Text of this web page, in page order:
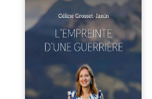
Que reste-t-il de
l’enfance lorsque
la maladie impose
ses propres règles
? L’empreinte
d’une guerrière
livre, sans détour,
le récit d’un